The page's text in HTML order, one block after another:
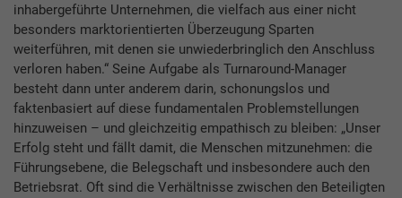
inhabergeführte Unternehmen, die vielfach aus einer nicht
besonders marktorientierten Überzeugung Sparten
weiterführen, mit denen sie unwiederbringlich den Anschluss
verloren haben.“ Seine Aufgabe als Turnaround-Manager
besteht dann unter anderem darin, schonungslos und
faktenbasiert auf diese fundamentalen Problemstellungen
hinzuweisen – und gleichzeitig empathisch zu bleiben: „Unser
Erfolg steht und fällt damit, die Menschen mitzunehmen: die
Führungsebene, die Belegschaft und insbesondere auch den
Betriebsrat. Oft sind die Verhältnisse zwischen den Beteiligten